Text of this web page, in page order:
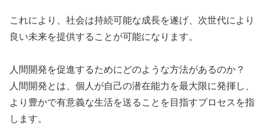
これにより、社会は持続可能な成長を遂げ、次世代により
良い未来を提供することが可能になります。
人間開発を促進するためにどのような方法があるのか？
人間開発とは、個人が自己の潜在能力を最大限に発揮し、
より豊かで有意義な生活を送ることを目指すプロセスを指
します。